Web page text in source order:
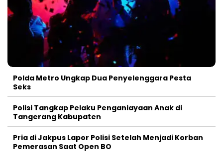
Polda Metro Ungkap Dua Penyelenggara Pesta
Seks
Polisi Tangkap Pelaku Penganiayaan Anak di
Tangerang Kabupaten
Pria di Jakpus Lapor Polisi Setelah Menjadi Korban
Pemerasan Saat Open BO